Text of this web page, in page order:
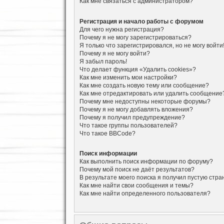
Регистрация и начало работы с форумом
Для чего нужна регистрация?
Почему я не могу зарегистрироваться?
Я только что зарегистрировался, но не могу войти!
Почему я не могу войти?
Я забыл пароль!
Что делает функция «Удалить cookies»?
Как мне изменить мои настройки?
Как мне создать новую тему или сообщение?
Как мне отредактировать или удалить
Почему мне недоступны некоторые форумы?
Почему я не могу добавлять вложения?
Почему я получил предупреждение?
Что такое группы пользователей?
Что такое BBCode?
Поиск информации
Как выполнить поиск информации по форуму?
Почему мой поиск не даёт результатов?
В результате моего поиска я получил пустую
Как мне найти свои сообщения и темы?
Как мне найти определенного пользователя?